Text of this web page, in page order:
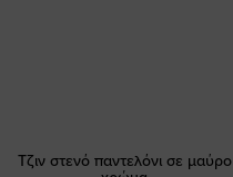
Τζιν στενό παντελόνι σε μαύρο